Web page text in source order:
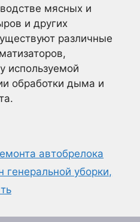
мясных и
и других
различные
используемой
обработки дыма и
автобрелока
генеральной уборки,